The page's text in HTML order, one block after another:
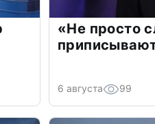
«Не просто
6 августа 99